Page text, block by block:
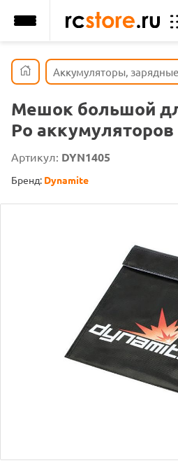
Аккумуляторы, зарядные
Мешок большой
Po
Артикул: DYN1405
Бренд: Dynamite